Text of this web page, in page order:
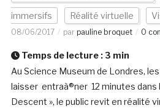
immersifs Réalité virtuelle
08/06/2017 par pauline broquet 0
Temps de lecture : 3 min
Au Science Museum de Londres,
laisser entraà®ner 12 minutes dans
Descent », le public revit en réalité